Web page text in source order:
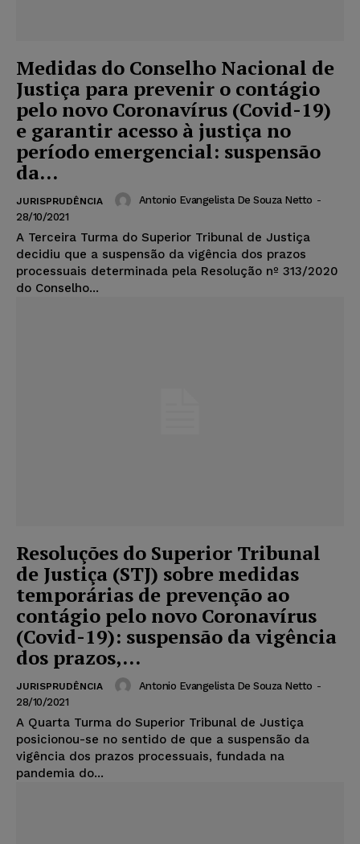
Medidas do Conselho Nacional de
Justiça para prevenir o contágio
pelo novo Coronavírus (Covid-19)
e garantir acesso à justiça no
período emergencial: suspensão
da...
JURISPRUDÊNCIA Antonio Evangelista De Souza Netto -
28/10/2021
A Terceira Turma do Superior Tribunal de Justiça
decidiu que a suspensão da vigência dos prazos
processuais determinada pela Resolução nº 313/2020
do Conselho...
Resoluções do Superior Tribunal
de Justiça (STJ) sobre medidas
temporárias de prevenção ao
contágio pelo novo Coronavírus
(Covid-19): suspensão da vigência
dos prazos,...
JURISPRUDÊNCIA Antonio Evangelista De Souza Netto -
28/10/2021
A Quarta Turma do Superior Tribunal de Justiça
posicionou-se no sentido de que a suspensão da
vigência dos prazos processuais, fundada na
pandemia do...